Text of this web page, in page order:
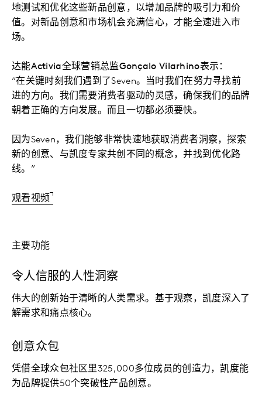
地测试和优化这些新品创意，以增加品牌的吸引力和价
值。对新品创意和市场机会充满信心，才能全速进入市
场。
达能Activia全球营销总监Gonçalo Vilarhino表示：
“在关键时刻我们遇到了Seven。当时我们在努力寻找前
进的方向。我们需要消费者驱动的灵感，确保我们的品牌
朝着正确的方向发展。而且一切都必须要快。
因为Seven，我们能够非常快速地获取消费者洞察，探索
新的创意、与凯度专家共创不同的概念，并找到优化路
线。”
观看视频
主要功能
令人信服的人性洞察
伟大的创新始于清晰的人类需求。基于观察，凯度深入了
解需求和痛点核心。
创意众包
凭借全球众包社区里325,000多位成员的创造力，凯度能
为品牌提供50个突破性产品创意。